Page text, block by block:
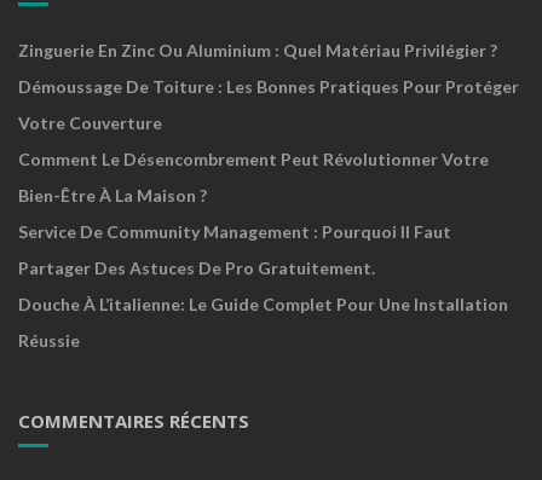
Zinguerie En Zinc Ou Aluminium : Quel Matériau Privilégier ?
Démoussage De Toiture : Les Bonnes Pratiques Pour Protéger
Votre Couverture
Comment Le Désencombrement Peut Révolutionner Votre
Bien-Être À La Maison ?
Service De Community Management : Pourquoi Il Faut
Partager Des Astuces De Pro Gratuitement.
Douche À L’italienne: Le Guide Complet Pour Une Installation
Réussie
COMMENTAIRES RÉCENTS